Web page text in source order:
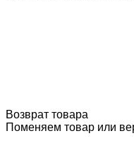
Возврат товара
Поменяем товар или